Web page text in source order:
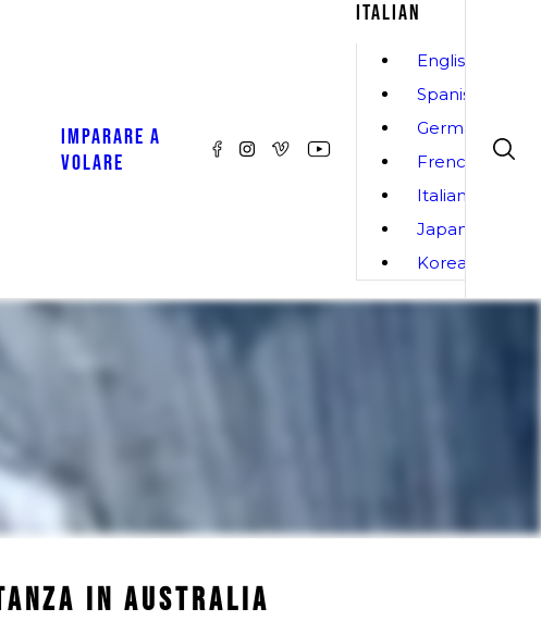
IMPARARE A
VOLARE
ITALIAN
English
Spanish
German
French
Italian
Japanese
Korean
in Australia